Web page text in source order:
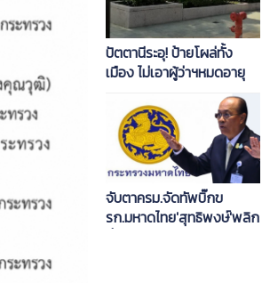
ปัตตานีระอุ! ป้ายโผล่ทั้ง
เมือง ไม่เอาผู้ว่าฯหมดอายุ
จับตาครม.จัดทัพบิ๊กข
รก.มหาดไทย'สุทธิพงษ์'พลิก